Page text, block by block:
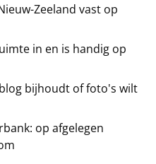
Zeeland vast op
in en is handig op
bijhoudt of foto's wilt
op afgelegen